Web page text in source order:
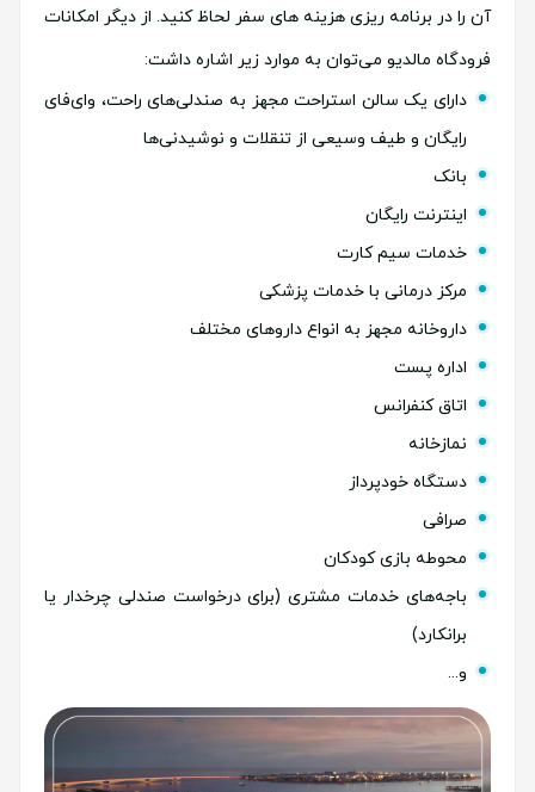
آن را در برنامه ریزی هزینه های سفر لحاظ کنید. از دیگر امکانات
فرودگاه مالدیو می‌توان به موارد زیر اشاره داشت:
دارای یک سالن استراحت مجهز به صندلی‌های راحت، وای‌فای
رایگان و طیف وسیعی از تنقلات و نوشیدنی‌ها
بانک
اینترنت رایگان
خدمات سیم کارت
مرکز درمانی با خدمات پزشکی
داروخانه مجهز به انواع داروهای مختلف
اداره پست
اتاق کنفرانس
نمازخانه
دستگاه خودپرداز
صرافی
محوطه بازی کودکان
باجه‌های خدمات مشتری (برای درخواست صندلی چرخدار یا
برانکارد)
و...